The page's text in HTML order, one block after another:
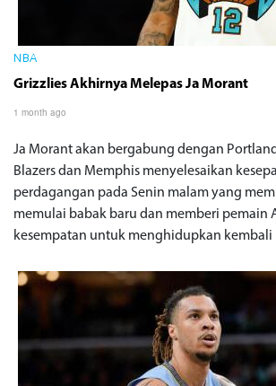
NBA
Grizzlies Akhirnya Melepas Ja Morant
1 month ago
Ja Morant akan bergabung dengan
Blazers dan Memphis menyelesaikan
perdagangan pada Senin malam yang
memulai babak baru dan memberi pemain
kesempatan untuk menghidupkan kembali